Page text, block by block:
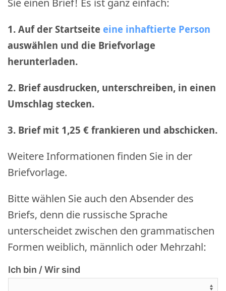
Sie einen Brief! Es ist ganz einfach:
1. Auf der Startseite eine inhaftierte Person
auswählen und die Briefvorlage
herunterladen.
2. Brief ausdrucken, unterschreiben, in einen
Umschlag stecken.
3. Brief mit 1,25 € frankieren und abschicken.
Weitere Informationen finden Sie in der
Briefvorlage.
Bitte wählen Sie auch den Absender des
Briefs, denn die russische Sprache
unterscheidet zwischen den grammatischen
Formen weiblich, männlich oder Mehrzahl:
Ich bin / Wir sind